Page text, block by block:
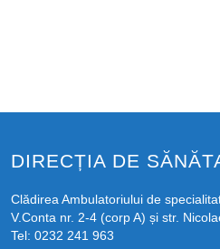
DIRECȚIA DE
Clădirea Ambulatoriului de
V.Conta nr. 2-4 (corp A) și str.
Tel: 0232 241 963